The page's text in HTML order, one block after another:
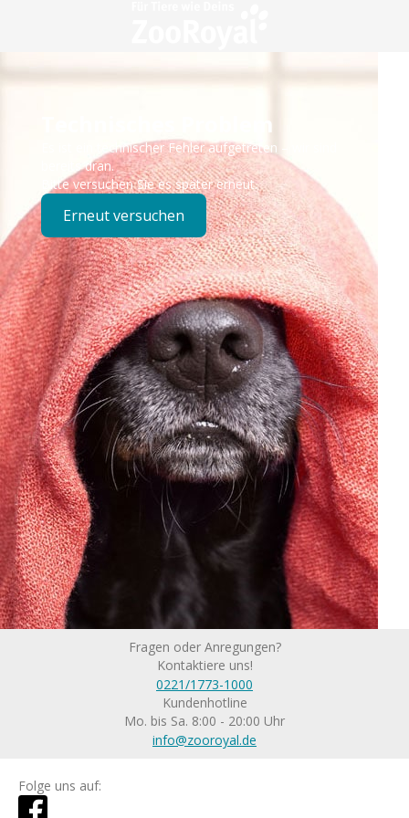
Technisches Problem
Es ist ein technischer Fehler aufgetreten – wir sind
bereits dran.
Bitte versuchen Sie es später erneut.
Erneut versuchen
Fragen oder Anregungen?
Kontaktiere uns!
0221/1773-1000
Kundenhotline
Mo. bis Sa. 8:00 - 20:00 Uhr
info@zooroyal.de
Folge uns auf: